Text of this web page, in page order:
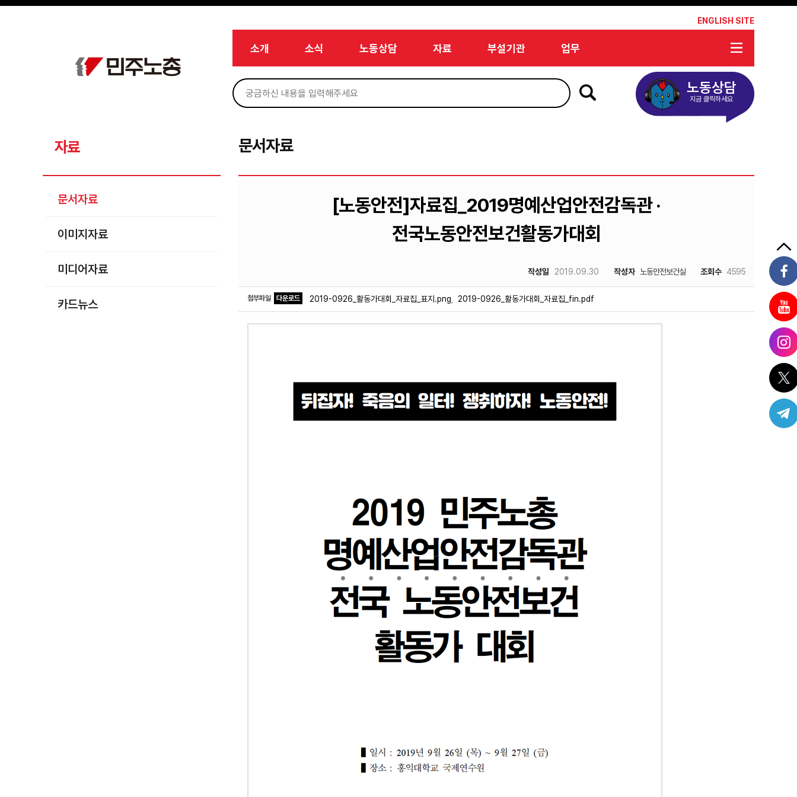
메뉴 건너뛰기
ENGLISH SITE
소개 소식 노동상담 자료 부설기관 업무
노동상담
지금 클릭하세요
자료
문서자료
이미지자료
미디어자료
카드뉴스
문서자료
[노동안전]자료집_2019명예산업안전감독관 ·
전국노동안전보건활동가대회
작성일 2019.09.30 작성자 노동안전보건실 조회수 4595
첨부파일 다운로드 2019-0926_활동가대회_자료집_표지.png 2019-0926_활동가대회_자료집_fin.pdf
Sketchbook5, 스케치북5
Sketchbook5, 스케치북5